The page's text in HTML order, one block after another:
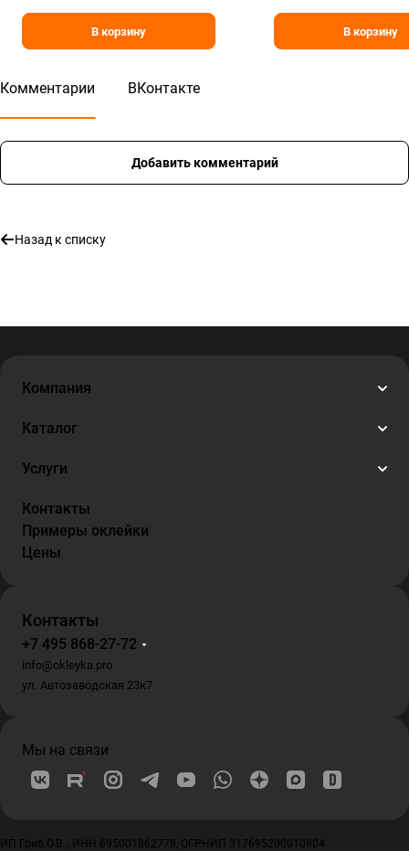
В корзину В корзину
Комментарии ВКонтакте
Добавить комментарий
Назад к списку
Компания
Каталог
Услуги
Контакты
Примеры оклейки
Цены
Контакты
+7 495 868-27-72
info@okleyka.pro
ул. Автозаводская 23к7
Мы на связи
ИП Гриб О.В. , ИНН 695001862778, ОГРНИП 317695200010804